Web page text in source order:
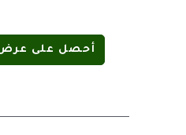
أحصل على